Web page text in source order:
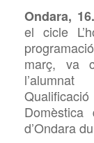
Ondara,
el cicle
març, va
Domèstica
d’Ondara